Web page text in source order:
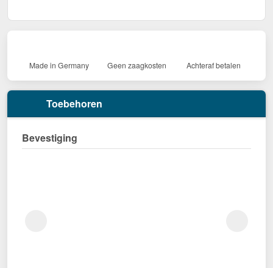
Made in Germany Geen zaagkosten Achteraf betalen
Toebehoren
Bevestiging